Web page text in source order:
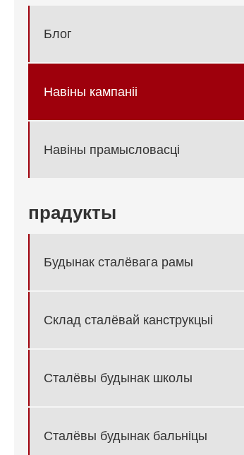
Блог
Навіны кампаніі
Навіны прамысловасці
прадукты
Будынак сталёвага рамы
Склад сталёвай канструкцыі
Сталёвы будынак школы
Сталёвы будынак бальніцы